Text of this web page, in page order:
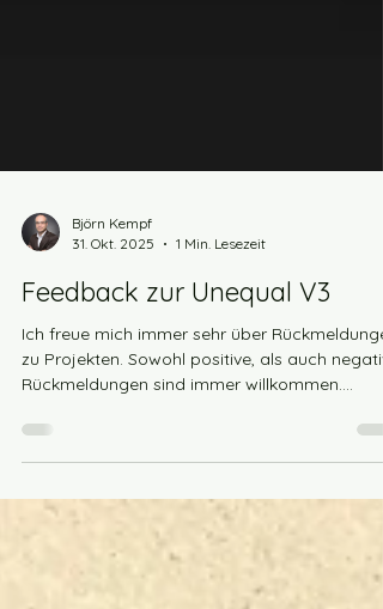
31. Okt. 2025
1 Min. Lesezeit
Feedback zur Unequal V3
Ich freue mich immer sehr über
Rückmeldungen sind immer willkommen.
Ebenso freue ich mich über die Bilder eurer
Projekte. Bitte mehr davon! " Klingt wirklich
gut und sieht auch toll aus. " schreibt Michelle
Streamer. Die Unequal kommt hier "mono" zum